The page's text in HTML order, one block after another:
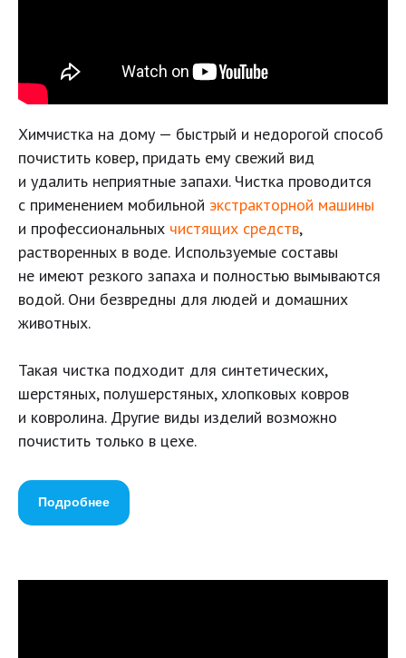
Химчистка на дому — быстрый и недорогой способ
почистить ковер, придать ему свежий вид
и удалить неприятные запахи. Чистка проводится
с применением мобильной экстракторной машины
и профессиональных чистящих средств,
растворенных в воде. Используемые составы
не имеют резкого запаха и полностью вымываются
водой. Они безвредны для людей и домашних
животных.
Такая чистка подходит для синтетических,
шерстяных, полушерстяных, хлопковых ковров
и ковролина. Другие виды изделий возможно
почистить только в цехе.
Подробнее